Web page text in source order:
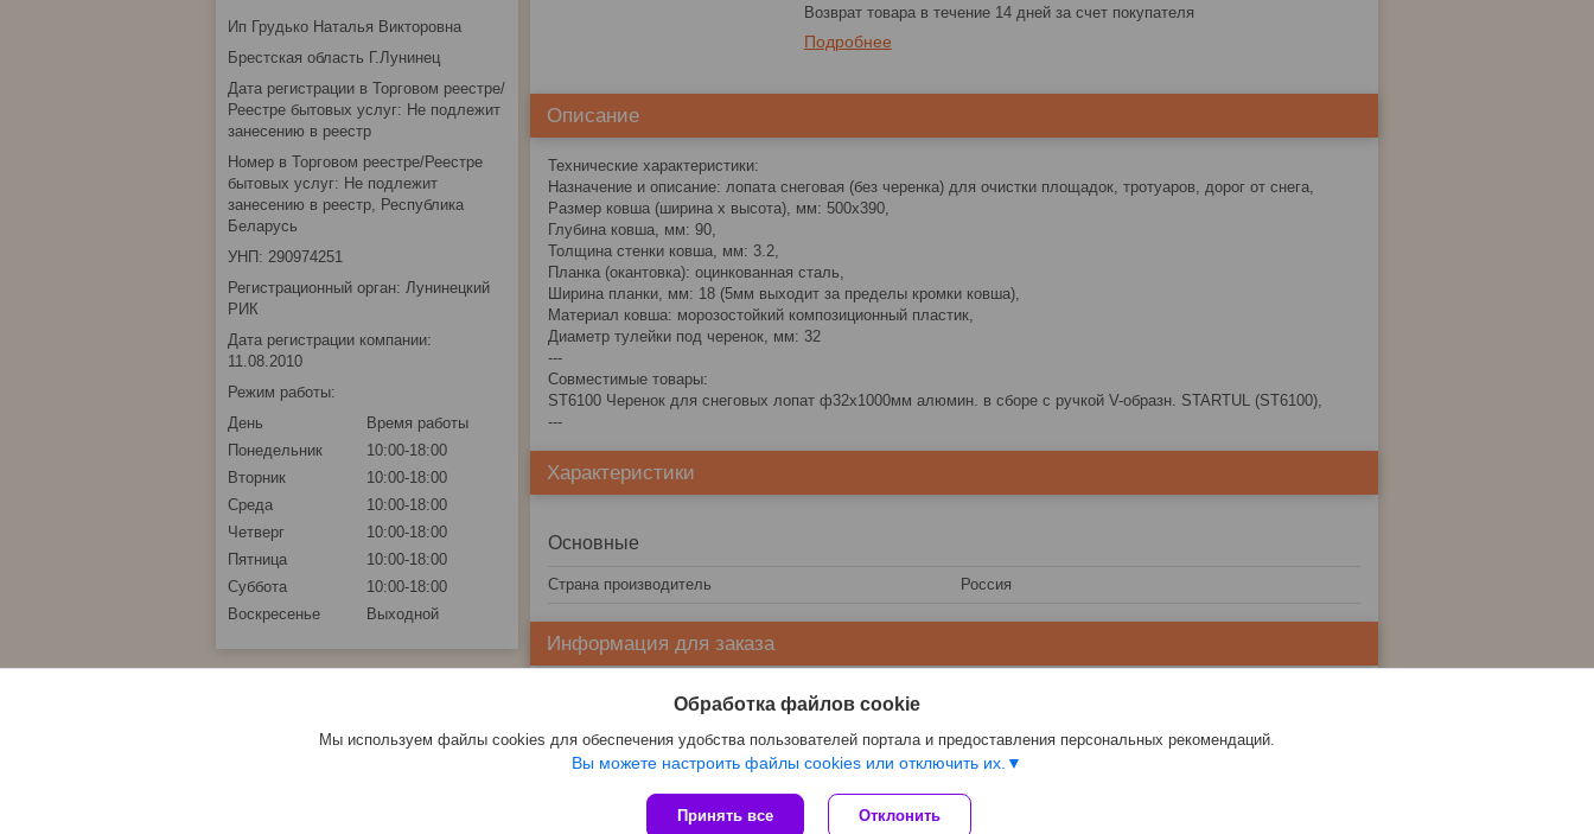
возврат товара в течение 14 дней за счет покупателя
Подробнее
Описание
Технические характеристики:
Назначение и описание: лопата снеговая (без черенка) для очистки площадок, тротуаров, дорог от снега,
Размер ковша (ширина х высота), мм: 500х390,
Глубина ковша, мм: 90,
Толщина стенки ковша, мм: 3.2,
Планка (окантовка): оцинкованная сталь,
Ширина планки, мм: 18 (5мм выходит за пределы кромки ковша),
Материал ковша: морозостойкий композиционный пластик,
Диаметр тулейки под черенок, мм: 32
---
Совместимые товары:
ST6100 Черенок для снеговых лопат ф32х1000мм алюмин. в сборе с ручкой V-образн. STARTUL (ST6100),
---
Характеристики
Основные
Страна производитель Россия
Информация для заказа
Ип Грудько Наталья Викторовна
Брестская область Г.Лунинец
Дата регистрации в Торговом реестре/
Реестре бытовых услуг: Не подлежит
занесению в реестр
Номер в Торговом реестре/Реестре
бытовых услуг: Не подлежит
занесению в реестр, Республика
Беларусь
УНП: 290974251
Регистрационный орган: Лунинецкий
РИК
Дата регистрации компании:
11.08.2010
Режим работы:
День
Время работы
Понедельник
10:00-18:00
Вторник
10:00-18:00
Среда
10:00-18:00
Четверг
10:00-18:00
Пятница
10:00-18:00
Суббота
10:00-18:00
Воскресенье
Выходной
Сайт создан на платформе Deal.by
Обработка файлов cookie
Мы используем файлы cookies для обеспечения удобства пользователей портала и предоставления персональных рекомендаций.
Вы можете настроить файлы cookies или отключить их.
Принять все Отклонить